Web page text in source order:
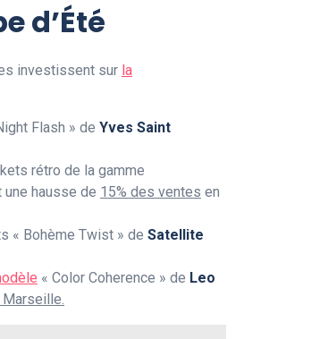
d’Été
investissent sur la
Flash » de Yves Saint
rétro de la gamme
hausse de 15% des ventes en
« Bohème Twist » de Satellite
« Color Coherence » de Leo
Marseille.